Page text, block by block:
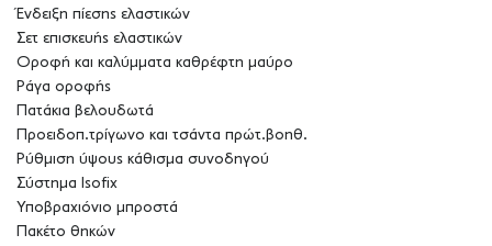
Ένδειξη πίεσης ελαστικών
Σετ επισκευής ελαστικών
Οροφή και καλύμματα καθρέφτη μαύρο
Ράγα οροφής
Πατάκια βελουδωτά
Προειδοπ.τρίγωνο και τσάντα πρώτ.βοηθ.
Ρύθμιση ύψους κάθισμα συνοδηγού
Σύστημα Isofix
Υποβραχιόνιο μπροστά
Πακέτο θηκών